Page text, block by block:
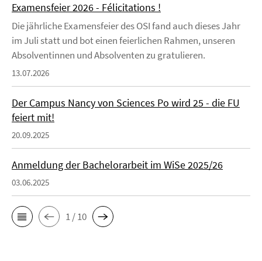
Examensfeier 2026 - Félicitations !
Die jährliche Examensfeier des OSI fand auch dieses Jahr
im Juli statt und bot einen feierlichen Rahmen, unseren
Absolventinnen und Absolventen zu gratulieren.
13.07.2026
Der Campus Nancy von Sciences Po wird 25 - die FU
feiert mit!
20.09.2025
Anmeldung der Bachelorarbeit im WiSe 2025/26
03.06.2025
1 / 10